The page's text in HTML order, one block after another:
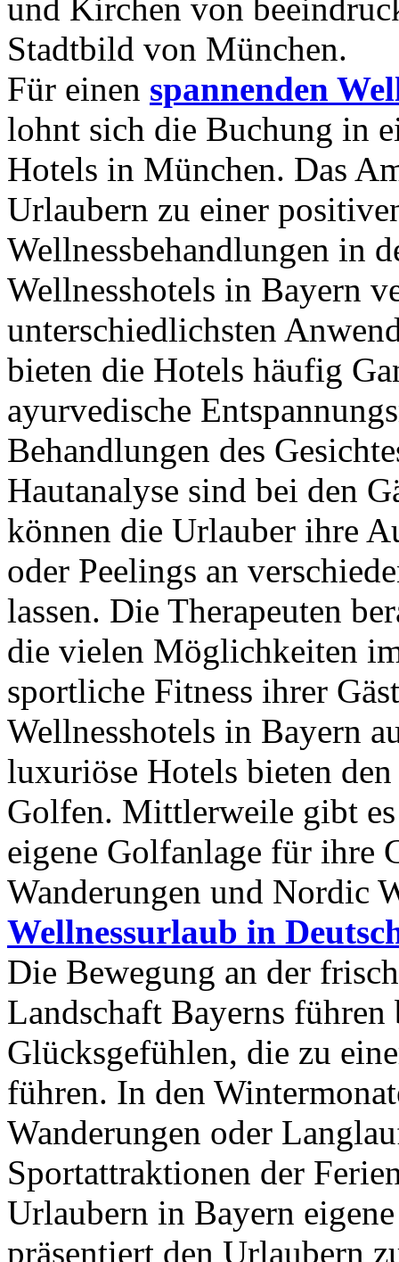
und Kirchen von
Stadtbild von München.
Für einen spannenden
lohnt sich die Buchung in
Hotels in München. Das
Urlaubern zu einer
Wellnessbehandlungen in
Wellnesshotels in Bayern
unterschiedlichsten
bieten die Hotels häufig
ayurvedische
Behandlungen des
Hautanalyse sind bei den
können die Urlauber ihre
oder Peelings an
lassen. Die Therapeuten
die vielen Möglichkeiten
sportliche Fitness ihrer
Wellnesshotels in Bayern
luxuriöse Hotels bieten
Golfen. Mittlerweile gibt
eigene Golfanlage für ihre
Wanderungen und Nordic
Wellnessurlaub in
Die Bewegung an der
Landschaft Bayerns
Glücksgefühlen, die zu
führen. In den
Wanderungen oder
Sportattraktionen der
Urlaubern in Bayern
präsentiert den Urlaubern